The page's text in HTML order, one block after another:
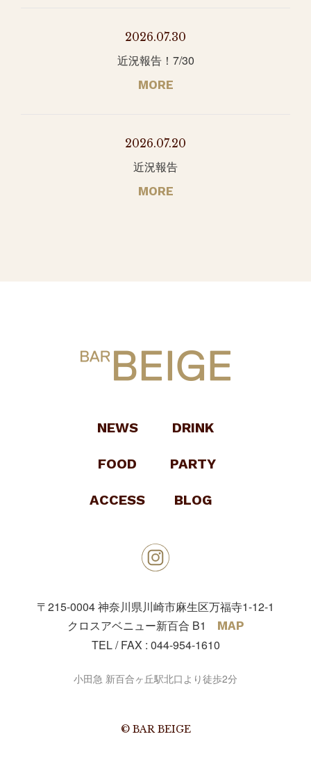
2026.07.30
近況報告！7/30
MORE
2026.07.20
近況報告
MORE
NEWS DRINK
FOOD PARTY
ACCESS BLOG
〒215-0004神奈川県川崎市麻生区万福寺1-12-1
クロスアベニュー新百合 B1
MAP
TEL / FAX : 044-954-1610
小田急 新百合ヶ丘駅北口より徒歩2分
© BAR BEIGE